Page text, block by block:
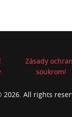
Zásady
soukromí
2026. All rights